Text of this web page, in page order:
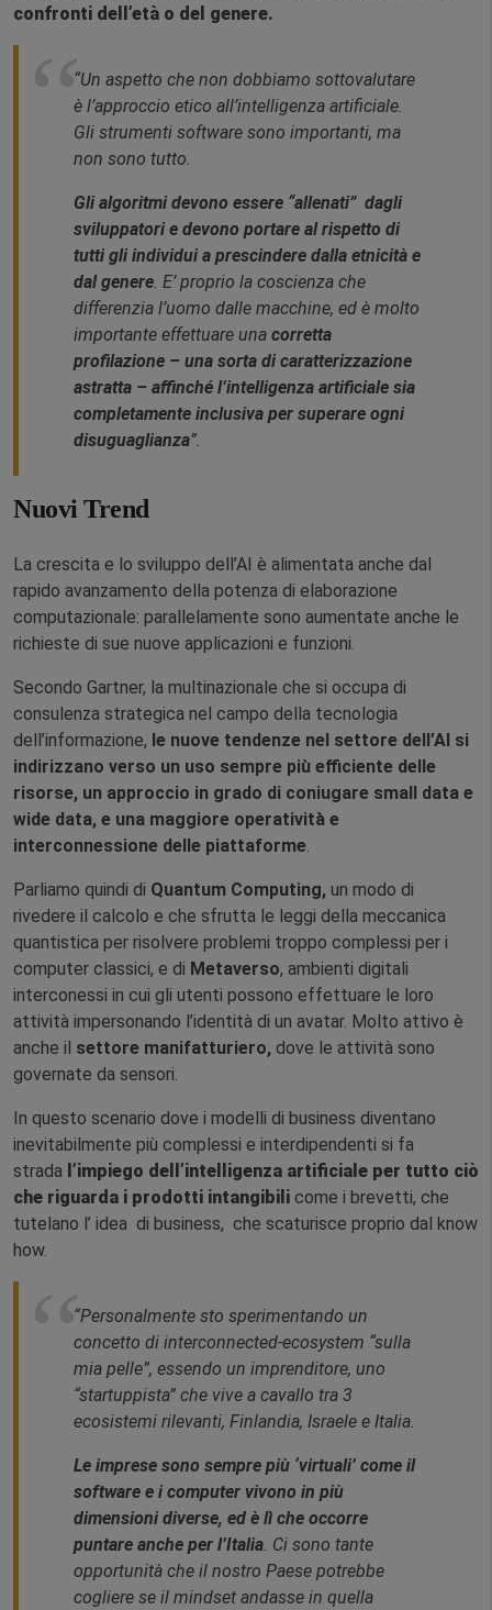
confronti dell’età o del genere.
“Un aspetto che non dobbiamo sottovalutare
è l’approccio etico all’intelligenza artificiale.
Gli strumenti software sono importanti, ma
non sono tutto.
Gli algoritmi devono essere “allenati” dagli
sviluppatori e devono portare al rispetto di
tutti gli individui a prescindere dalla etnicità e
dal genere. E’ proprio la coscienza che
differenzia l’uomo dalle macchine, ed è molto
importante effettuare una corretta
profilazione – una sorta di caratterizzazione
astratta – affinché l’intelligenza artificiale sia
completamente inclusiva per superare ogni
disuguaglianza”.
Nuovi Trend
La crescita e lo sviluppo dell’AI è alimentata anche dal
rapido avanzamento della potenza di elaborazione
computazionale: parallelamente sono aumentate anche le
richieste di sue nuove applicazioni e funzioni.
Secondo Gartner, la multinazionale che si occupa di
consulenza strategica nel campo della tecnologia
dell’informazione, le nuove tendenze nel settore dell’AI si
indirizzano verso un uso sempre più efficiente delle
risorse, un approccio in grado di coniugare small data e
wide data, e una maggiore operatività e
interconnessione delle piattaforme.
Parliamo quindi di Quantum Computing, un modo di
rivedere il calcolo e che sfrutta le leggi della meccanica
quantistica per risolvere problemi troppo complessi per i
computer classici, e di Metaverso, ambienti digitali
interconessi in cui gli utenti possono effettuare le loro
attività impersonando l’identità di un avatar. Molto attivo è
anche il settore manifatturiero, dove le attività sono
governate da sensori.
In questo scenario dove i modelli di business diventano
inevitabilmente più complessi e interdipendenti si fa
strada l’impiego dell’intelligenza artificiale per tutto ciò
che riguarda i prodotti intangibili come i brevetti, che
tutelano l’ idea di business, che scaturisce proprio dal know
how.
“Personalmente sto sperimentando un
concetto di interconnected-ecosystem “sulla
mia pelle”, essendo un imprenditore, uno
“startuppista” che vive a cavallo tra 3
ecosistemi rilevanti, Finlandia, Israele e Italia.
Le imprese sono sempre più ‘virtuali’ come il
software e i computer vivono in più
dimensioni diverse, ed è lì che occorre
puntare anche per l’Italia. Ci sono tante
opportunità che il nostro Paese potrebbe
cogliere se il mindset andasse in quella